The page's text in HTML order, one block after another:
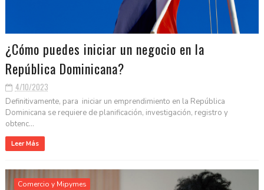
¿Cómo puedes iniciar un negocio en la
República Dominicana?
4/10/2023
Definitivamente, para iniciar un emprendimiento en la República
Dominicana se requiere de planificación, investigación, registro y
obtenc...
Leer Más
Comercio y Mipymes